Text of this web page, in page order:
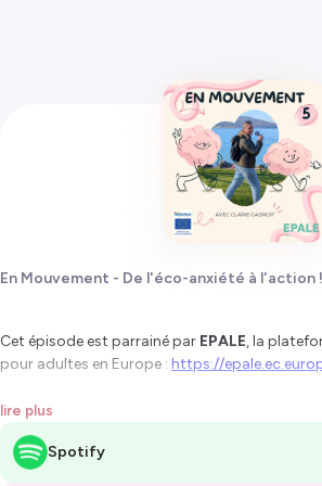
En Mouvement - De l'éco-anxiété à l'action !
Cet épisode est parrainé par EPALE, la
pour adultes en Europe : https://
Et si la plus grande force d'un
d'être vrai ?
Au bord du lac d'Annecy, à Menthon-Saint-
lire plus
Spotify